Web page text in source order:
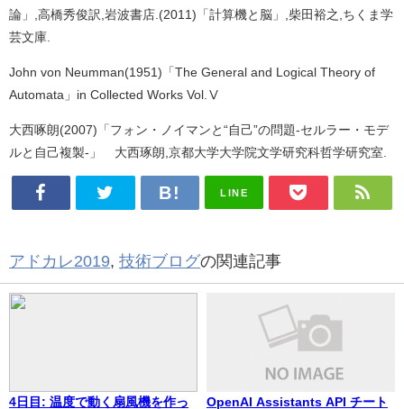
論」,高橋秀俊訳,岩波書店.(2011)「計算機と脳」,柴田裕之,ちくま学
芸文庫.
John von Neumman(1951)「The General and Logical Theory of
Automata」in Collected Works Vol.Ⅴ
大西啄朗(2007)「フォン・ノイマンと“自己”の問題-セルラー・モデ
ルと自己複製-」 大西琢朗,京都大学大学院文学研究科哲学研究室.
LINE
アドカレ2019, 技術ブログの関連記事
4日目: 温度で動く扇風機を作っ
OpenAI Assistants API チート